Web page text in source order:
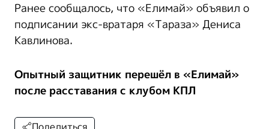
Ранее сообщалось, что «Елимай» объявил о
подписании экс-вратаря «Тараза» Дениса
Кавлинова.
Опытный защитник перешёл в «Елимай»
после расставания с клубом КПЛ